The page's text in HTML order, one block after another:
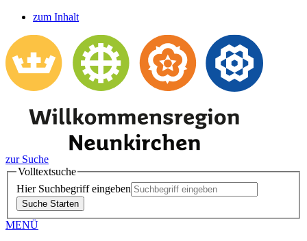
zum Inhalt
zur Suche
Volltextsuche
Hier Suchbegriff eingeben
Suche Starten
MENÜ